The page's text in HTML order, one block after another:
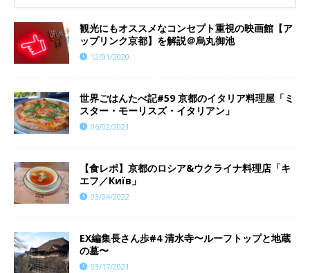
観光にもオススメなコンセプト重視の映画館【ア
ップリンク京都】を解説＠烏丸御池
12/01/2020
世界ごはんたべ記#59 京都のイタリア料理屋「ミ
スター・モーリスズ・イタリアン」
06/02/2021
【食レポ】京都のロシア&ウクライナ料理店「キ
エフ／Київ」
03/04/2022
EX編集長さん歩#4 清水寺〜ルーフトップと地蔵
の墓〜
03/17/2021